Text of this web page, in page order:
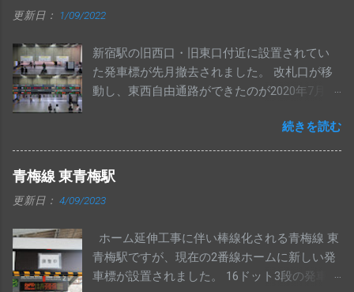
更新日： 1/09/2022
新宿駅の旧西口・旧東口付近に設置されてい
た発車標が先月撤去されました。 改札口が移
動し、東西自由通路ができたのが2020年7月19
なりました。 いずれ撤去されるとは思ってい
ましたが、意外と長生きしたと思います。
旧西口にあった発車標と同じく、左側数桁分
がマルチカラーで表示される中央西改札の発
車標ですが、湘南新宿ライン等一部が新しい
は以前のものだったので、その後の交換と思
われます。 中央･総武各駅停車・中央線快速・
埼京線下りの発車標は変更ありません。 交換
続きを読む
青梅線 東青梅駅
更新日： 4/09/2023
ホーム延伸工事に伴い棒線化される青梅線 東
青梅駅ですが、現在の2番線ホームに新しい発
車標が設置されました。 16ドット3段の発車標